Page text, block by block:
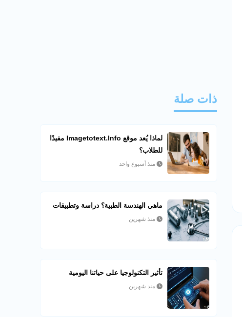
ذات صلة
لماذا يُعد موقع Imagetotext.info مفيدًا
للطلاب؟
منذ أسبوع واحد
ماهي الهندسة الطبية؟ دراسة وتطبيقات
منذ شهرين
تأثير التكنولوجيا على حياتنا اليومية
منذ شهرين